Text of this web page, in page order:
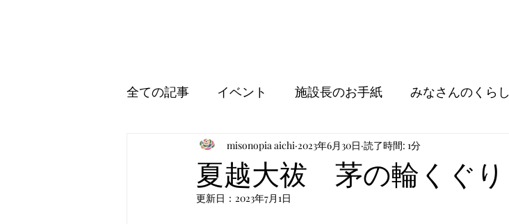
全ての記事 イベント 施設長のお手紙 みなさんのくらし
お食事のお知らせ 音楽や芸術
夏越大祓 茅の輪くぐり
misonopia aichi 2023年6月30日 読了時間: 1分
更新日： 2023年7月1日